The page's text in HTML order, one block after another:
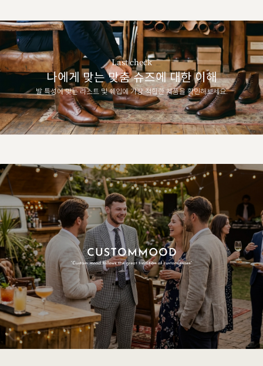
Last check
나에게 맞는 맞춤 슈즈에 대한 이해
발 특성에 맞는 라스트 및 쉐입에 가장 적합한 제품을 확인해보세요.